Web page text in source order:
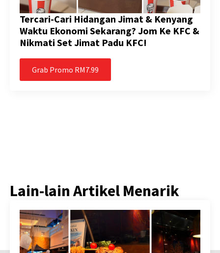
Tercari-Cari Hidangan Jimat & Kenyang
Waktu Ekonomi Sekarang? Jom Ke KFC &
Nikmati Set Jimat Padu KFC!
Grab Promo RM7.99
Lain-lain Artikel Menarik